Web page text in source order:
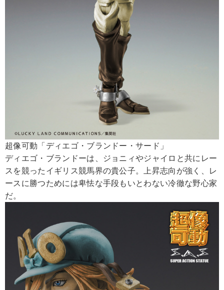
超像可動「ディエゴ・ブランドー・サード」
ディエゴ・ブランドーは、ジョニィやジャイロと共にレー
スを競ったイギリス競馬界の貴公子。上昇志向が強く、レ
ースに勝つためには卑怯な手段もいとわない冷徹な野心家
だ。